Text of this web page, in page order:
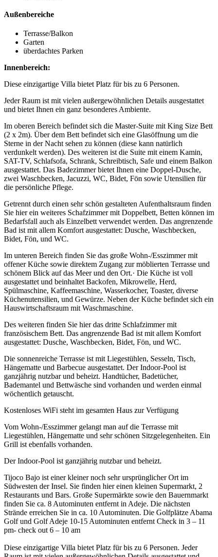
Außenbereiche
Terrasse/Balkon
Garten
überdachtes Parken
Innenbereich:
Diese einzigartige Villa bietet Platz für bis zu 6 Personen.
Jeder Raum ist mit vielen außergewöhnlichen Details ausgestattet
und bietet Ihnen ein ganz besonderes Ambiente.
Im oberen Bereich befindet sich die Master-Suite mit King Size Bett
(2 x 2m). Über dem Bett befindet sich eine Glasöffnung um die
Sterne in der Nacht sehen zu können (diese kann natürlich
verdunkelt werden). Des weiteren ist die Suite mit einem Kamin,
SAT-TV, Schlafsofa, Schrank, Schreibtisch, Safe und einem Balkon
ausgestattet. Das Badezimmer bietet Ihnen eine Doppel-Dusche,
zwei Waschbecken, Jacuzzi, WC, Bidet, Fön sowie Utensilien für
die persönliche Pflege.
Getrennt durch einen sehr schön gestalteten Aufenthaltsraum finden
Sie hier ein weiteres Schafzimmer mit Doppelbett, Betten können im
Bedarfsfall auch als Einzelbett verwendet werden. Das angrenzende
Bad ist mit allem Komfort ausgestattet: Dusche, Waschbecken,
Bidet, Fön, und WC.
Im unteren Bereich finden Sie das große Wohn-/Esszimmer mit
offener Küche sowie direktem Zugang zur möblierten Terrasse und
schönem Blick auf das Meer und den Ort.· Die Küche ist voll
ausgestattet und beinhaltet Backofen, Mikrowelle, Herd,
Spülmaschine, Kaffeemaschine, Wasserkocher, Toaster, diverse
Küchenutensilien, und Gewürze. Neben der Küche befindet sich ein
Hauswirtschaftsraum mit Waschmaschine.
Des weiteren finden Sie hier das dritte Schlafzimmer mit
französischem Bett. Das angrenzende Bad ist mit allem Komfort
ausgestattet: Dusche, Waschbecken, Bidet, Fön, und WC.
Die sonnenreiche Terrasse ist mit Liegestühlen, Sesseln, Tisch,
Hängematte und Barbecue ausgestattet. Der Indoor-Pool ist
ganzjährig nutzbar und beheizt. Handtücher, Badetücher,
Bademantel und Bettwäsche sind vorhanden und werden einmal
wöchentlich getauscht.
Kostenloses WiFi steht im gesamten Haus zur Verfügung
Vom Wohn-/Esszimmer gelangt man auf die Terrasse mit
Liegestühlen, Hängematte und sehr schönen Sitzgelegenheiten. Ein
Grill ist ebenfalls vorhanden.
Der Indoor-Pool ist ganzjährig nutzbar und beheizt.
Tijoco Bajo ist einer kleiner noch sehr ursprünglicher Ort im
Südwesten der Insel. Sie finden hier einen kleinen Supermarkt, 2
Restaurants und Bars. Große Supermärkte sowie den Bauernmarkt
finden Sie ca. 8 Autominuten entfernt in Adeje. Die nächsten
Strände erreichen Sie in ca. 10 Autominuten. Die Golfplätze Abama
Golf und Golf Adeje 10-15 Autominuten entfernt Check in 3 – 11
pm- check out 6 – 10 am
Diese einzigartige Villa bietet Platz für bis zu 6 Personen. Jeder